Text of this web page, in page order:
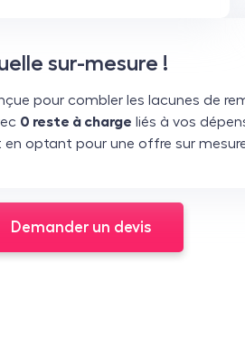
sur-mesure !
pour combler les lacunes de
0 reste à charge liés à vos
optant pour une offre sur
Demander un devis